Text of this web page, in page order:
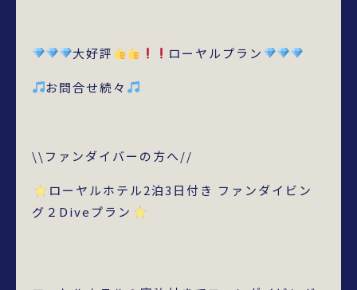
大好評 ローヤルプラン
お問合せ続々
\\ファンダイバーの方へ//
ローヤルホテル2泊3日付き ファンダイビン
グ２Diveプラン